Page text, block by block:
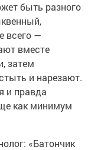
быть разного
всего —
вместе
затем
и нарезают.
и правда
как минимум
«Батончик